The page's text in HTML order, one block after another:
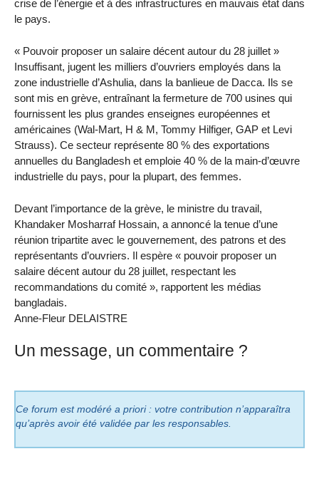
crise de l’énergie et à des infrastructures en mauvais état dans
le pays.
« Pouvoir proposer un salaire décent autour du 28 juillet »
Insuffisant, jugent les milliers d’ouvriers employés dans la
zone industrielle d’Ashulia, dans la banlieue de Dacca. Ils se
sont mis en grève, entraînant la fermeture de 700 usines qui
fournissent les plus grandes enseignes européennes et
américaines (Wal-Mart, H & M, Tommy Hilfiger, GAP et Levi
Strauss). Ce secteur représente 80 % des exportations
annuelles du Bangladesh et emploie 40 % de la main-d’œuvre
industrielle du pays, pour la plupart, des femmes.
Devant l’importance de la grève, le ministre du travail,
Khandaker Mosharraf Hossain, a annoncé la tenue d’une
réunion tripartite avec le gouvernement, des patrons et des
représentants d’ouvriers. Il espère « pouvoir proposer un
salaire décent autour du 28 juillet, respectant les
recommandations du comité », rapportent les médias
bangladais.
Anne-Fleur DELAISTRE
Un message, un commentaire ?
Ce forum est modéré a priori : votre contribution n’apparaîtra
qu’après avoir été validée par les responsables.